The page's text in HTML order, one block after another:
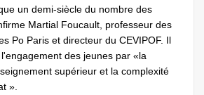
un demi-siècle du nombre des
Martial Foucault, professeur des
Po Paris et directeur du CEVIPOF. Il
des jeunes par «la
supérieur et la complexité
».